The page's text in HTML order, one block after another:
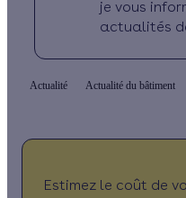
je vous
actualités
Actualité Actualité du bâtiment
Estimez le coût de